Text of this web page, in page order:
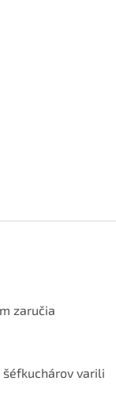
zaručia
varili